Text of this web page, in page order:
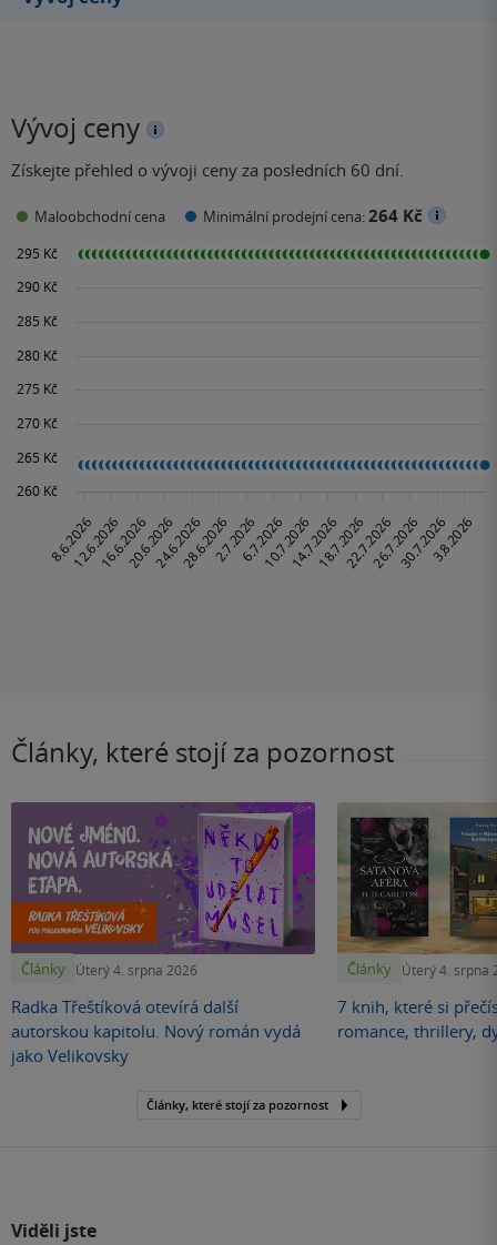
Vývoj ceny
Získejte přehled o vývoji ceny za posledních 60 dní.
Maloobchodní cena Minimální prodejní cena:264 Kč
Články, které stojí za pozornost
Články Úterý 4. srpna 2026
Radka Třeštíková otevírá další
autorskou kapitolu. Nový román vydá
jako Velikovsky
Články Úterý 4. srpna
7 knih, které si
romance, thrillery,
Články, které stojí za pozornost
Viděli jste